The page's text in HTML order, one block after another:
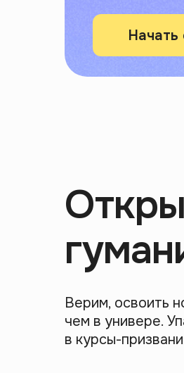
Начать
Верим, освоить
чем в универе.
в курсы-